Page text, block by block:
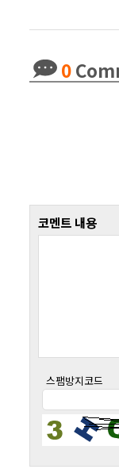
0
코멘트 내용
스팸방지코드